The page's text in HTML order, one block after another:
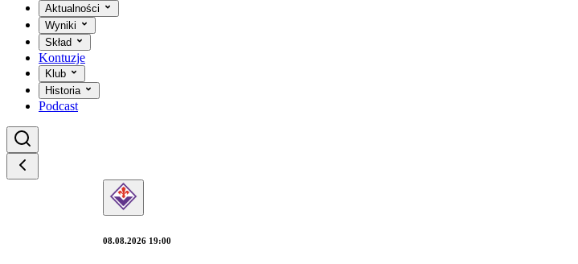
Aktualności
Wyniki
Skład
Kontuzje
Klub
Historia
Podcast
08.08.2026 19:00